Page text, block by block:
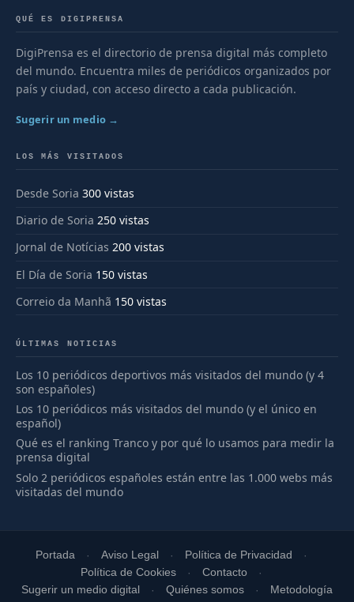
QUÉ ES DIGIPRENSA
DigiPrensa es el directorio de prensa digital más completo
del mundo. Encuentra miles de periódicos organizados por
país y ciudad, con acceso directo a cada publicación.
Sugerir un medio →
LOS MÁS VISITADOS
Desde Soria 300 vistas
Diario de Soria 250 vistas
Jornal de Notícias 200 vistas
El Día de Soria 150 vistas
Correio da Manhã 150 vistas
ÚLTIMAS NOTICIAS
Los 10 periódicos deportivos más visitados del mundo (y 4
son españoles)
Los 10 periódicos más visitados del mundo (y el único en
español)
Qué es el ranking Tranco y por qué lo usamos para medir la
prensa digital
Solo 2 periódicos españoles están entre las 1.000 webs más
visitadas del mundo
Portada Aviso Legal
Política de Privacidad
Política de Cookies
Contacto
Sugerir un medio digital
Quiénes somos Metodología